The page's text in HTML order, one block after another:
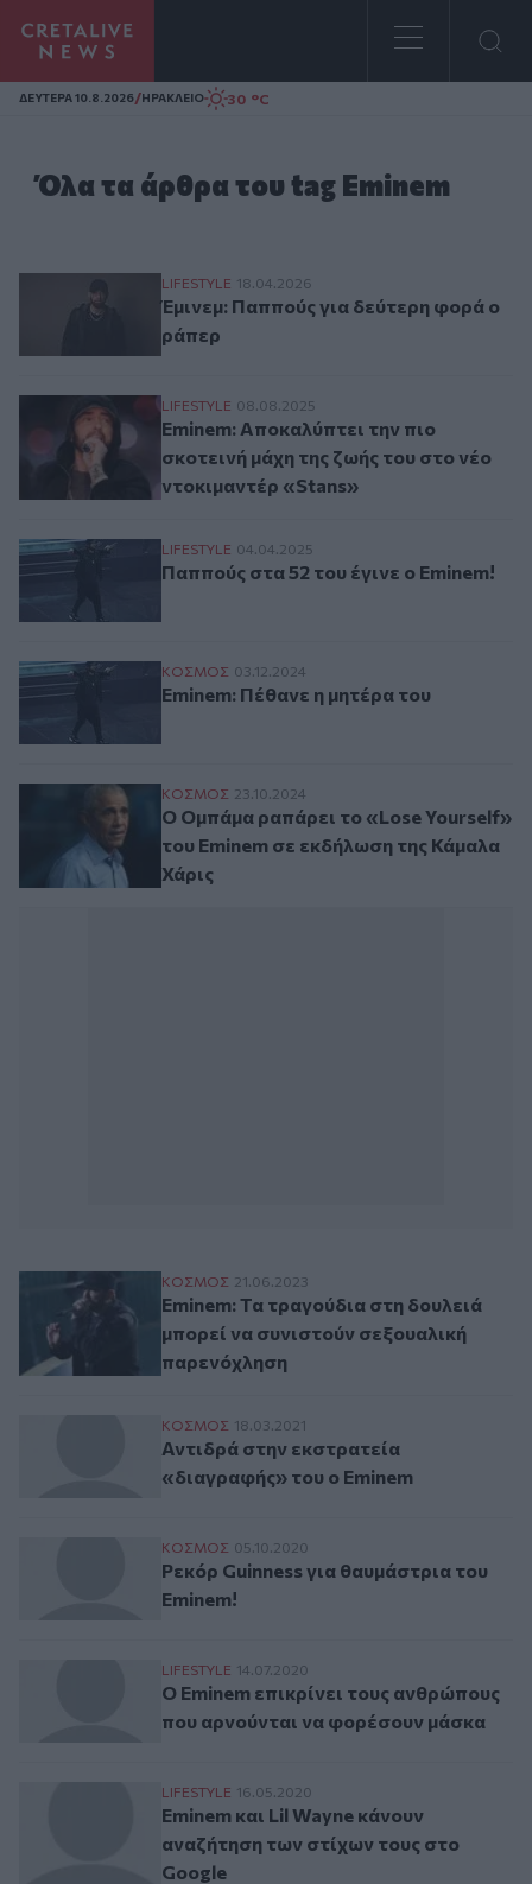
Homepage
ΔΕΥΤΕΡΑ 10.8.2026/ΗΡΑΚΛΕΙΟ 30 °C
Όλα τα άρθρα του tag Eminem
Έμινεμ: Παππούς για δεύτερη φορά ο
LIFESTYLE 18.04.2026
Έμινεμ: Παππούς για δεύτερη φορά ο
ράπερ
Eminem: Αποκαλύπτει την πιο σκοτεινή
LIFESTYLE 08.08.2025
Eminem: Αποκαλύπτει την πιο
σκοτεινή μάχη της ζωής του στο νέο
ντοκιμαντέρ «Stans»
Παππούς στα 52 του έγινε ο Eminem!
LIFESTYLE 04.04.2025
Παππούς στα 52 του έγινε ο Eminem!
Eminem: Πέθανε η μητέρα του
ΚΟΣΜΟΣ 03.12.2024
Eminem: Πέθανε η μητέρα του
Ο Ομπάμα ραπάρει το «Lose Yourself»
ΚΟΣΜΟΣ 23.10.2024
Ο Ομπάμα ραπάρει το «Lose Yourself»
του Eminem σε εκδήλωση της Κάμαλα
Χάρις
Eminem: Τα τραγούδια στη δουλειά
ΚΟΣΜΟΣ 21.06.2023
Eminem: Τα τραγούδια στη δουλειά
μπορεί να συνιστούν σεξουαλική
παρενόχληση
Αντιδρά στην εκστρατεία «διαγραφής»
ΚΟΣΜΟΣ 18.03.2021
Αντιδρά στην εκστρατεία
«διαγραφής» του ο Eminem
Ρεκόρ Guinness για θαυμάστρια του
ΚΟΣΜΟΣ 05.10.2020
Ρεκόρ Guinness για θαυμάστρια του
Eminem!
Ο Eminem επικρίνει τους ανθρώπους
LIFESTYLE 14.07.2020
Ο Eminem επικρίνει τους ανθρώπους
που αρνούνται να φορέσουν μάσκα
Eminem και Lil Wayne κάνουν αναζήτηση
LIFESTYLE 16.05.2020
Eminem και Lil Wayne κάνουν
αναζήτηση των στίχων τους στο
Google